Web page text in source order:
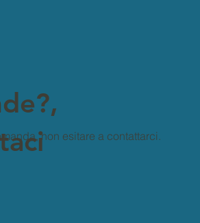
non esitare a contattarci.